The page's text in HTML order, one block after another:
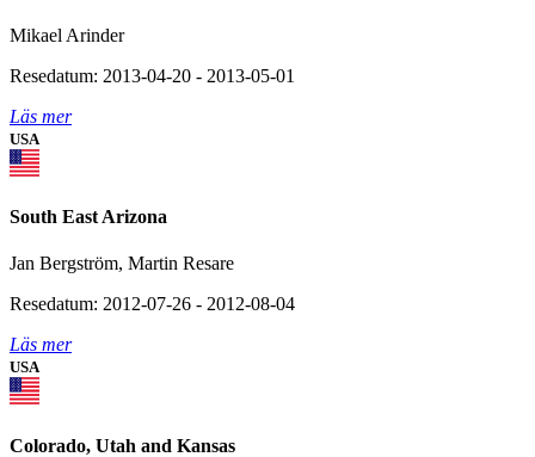
Mikael Arinder
Resedatum: 2013-04-20 - 2013-05-01
Läs mer
USA
South East Arizona
Jan Bergström, Martin Resare
Resedatum: 2012-07-26 - 2012-08-04
Läs mer
USA
Colorado, Utah and Kansas